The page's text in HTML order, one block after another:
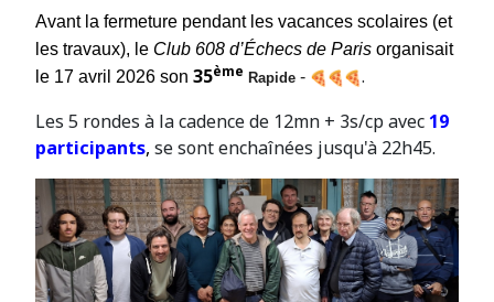
Avant la fermeture pendant les vacances scolaires (et
les travaux), le Club 608 d’Échecs de Paris organisait
le 17 avril 2026 son 35ème Rapide -
.
Les 5 rondes à la cadence de 12mn + 3s/cp avec 19
participants, se sont enchaînées jusqu'à 22h45.